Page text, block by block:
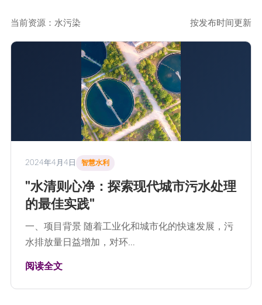
当前资源：水污染 按发布时间更新
2024年4月4日 智慧水利
"水清则心净：探索现代城市污水处理
的最佳实践"
一、项目背景 随着工业化和城市化的快速发展，污
水排放量日益增加，对环…
阅读全文